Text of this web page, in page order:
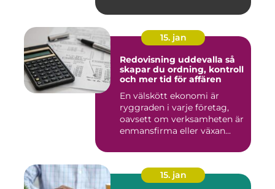
15. jan
Redovisning uddevalla så
skapar du ordning, kontroll
och mer tid för affären
En välskött ekonomi är
ryggraden i varje företag,
oavsett om verksamheten är
enmansfirma eller växan...
15. jan